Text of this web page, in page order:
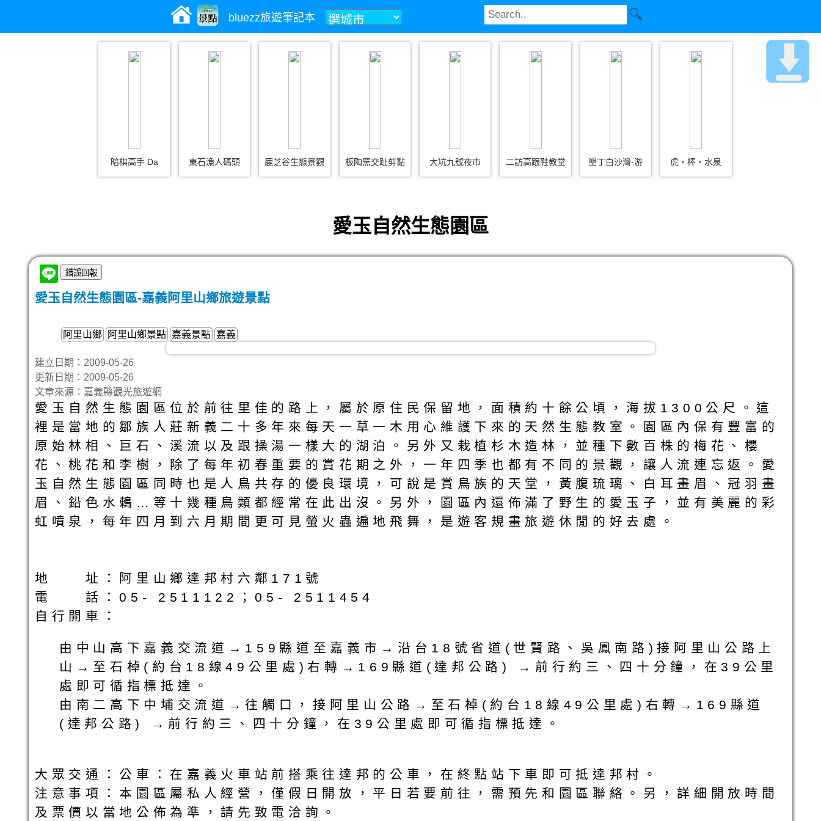
bluezz旅遊筆記本
暗棋高手 Da 東石漁人碼頭 鹿芝谷生態景觀 板陶窯交趾剪黏 大坑九號夜市 二訪高跟鞋教堂 墾丁白沙灣-游 虎‧棒‧水泉
愛玉自然生態園區
愛玉自然生態園區-嘉義阿里山鄉旅遊景點
阿里山鄉 阿里山鄉景點 嘉義景點 嘉義
建立日期：2009-05-26
更新日期：2009-05-26
文章來源：嘉義縣觀光旅遊網
愛玉自然生態園區位於前往里佳的路上，屬於原住民保留地，面積約十餘公頃，海拔1300公尺。這
裡是當地的鄒族人莊新義二十多年來每天一草一木用心維護下來的天然生態教室。園區內保有豐富的
原始林相、巨石、溪流以及跟操湯一樣大的湖泊。另外又栽植杉木造林，並種下數百株的梅花、櫻
花、桃花和李樹，除了每年初春重要的賞花期之外，一年四季也都有不同的景觀，讓人流連忘返。愛
玉自然生態園區同時也是人鳥共存的優良環境，可說是賞鳥族的天堂，黃腹琉璃、白耳畫眉、冠羽畫
眉、鉛色水鶇…等十幾種鳥類都經常在此出沒。另外，園區內還佈滿了野生的愛玉子，並有美麗的彩
虹噴泉，每年四月到六月期間更可見螢火蟲遍地飛舞，是遊客規畫旅遊休閒的好去處。
地 址：阿里山鄉達邦村六鄰171號
電 話：05- 2511122；05- 2511454
自行開車：
由中山高下嘉義交流道→159縣道至嘉義市→沿台18號省道(世賢路、吳鳳南路)接阿里山公路上
山→至石棹(約台18線49公里處)右轉→169縣道(達邦公路) →前行約三、四十分鐘，在39公里
處即可循指標抵達。
由南二高下中埔交流道→往觸口，接阿里山公路→至石棹(約台18線49公里處)右轉→169縣道
(達邦公路) →前行約三、四十分鐘，在39公里處即可循指標抵達。
大眾交通：公車：在嘉義火車站前搭乘往達邦的公車，在終點站下車即可抵達邦村。
注意事項：本園區屬私人經營，僅假日開放，平日若要前往，需預先和園區聯絡。另，詳細開放時間
及票價以當地公佈為準，請先致電洽詢。